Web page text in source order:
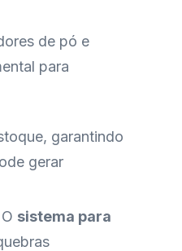
de pó e
para
garantindo
gerar
sistema para